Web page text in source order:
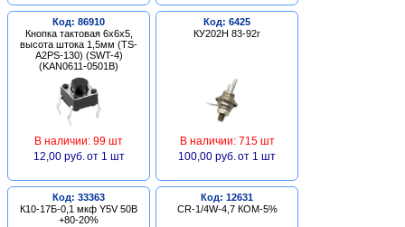
Код: 86910
Кнопка тактовая 6х6х5,
высота штока 1,5мм (TS-
A2PS-130) (SWT-4)
(KAN0611-0501B)
В наличии: 99 шт
12,00 руб. от 1 шт
Код: 6425
КУ202Н 83-92г
В наличии: 715 шт
100,00 руб. от 1 шт
Код: 33363
К10-17Б-0,1 мкф Y5V 50В
+80-20%
Код: 12631
CR-1/4W-4,7 КОМ-5%